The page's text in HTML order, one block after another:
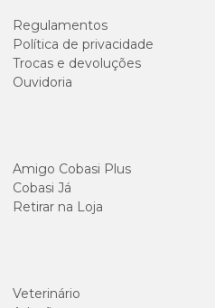
Regulamentos
Política de privacidade
Trocas e devoluções
Ouvidoria
Amigo Cobasi Plus
Cobasi Já
Retirar na Loja
Veterinário